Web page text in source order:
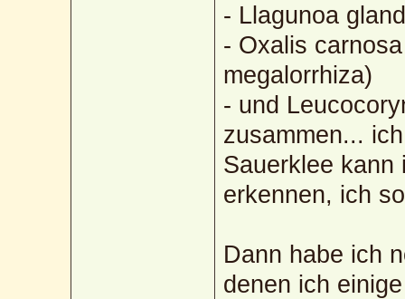
- Llagunoa
- Oxalis
megalorrhiza)
- und
zusammen...
Sauerklee kann
erkennen, ich
Dann habe ich
denen ich